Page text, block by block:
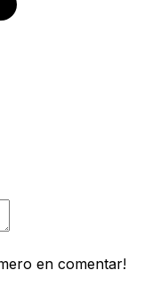
en comentar!